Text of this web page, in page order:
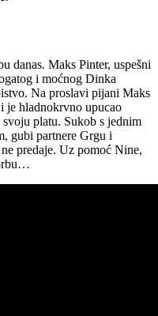
danas. Maks Pinter, uspešni
i moćnog Dinka
Na proslavi pijani Maks
je hladnokrvno upucao
platu. Sukob s jednim
gubi partnere Grgu i
predaje. Uz pomoć Nine,